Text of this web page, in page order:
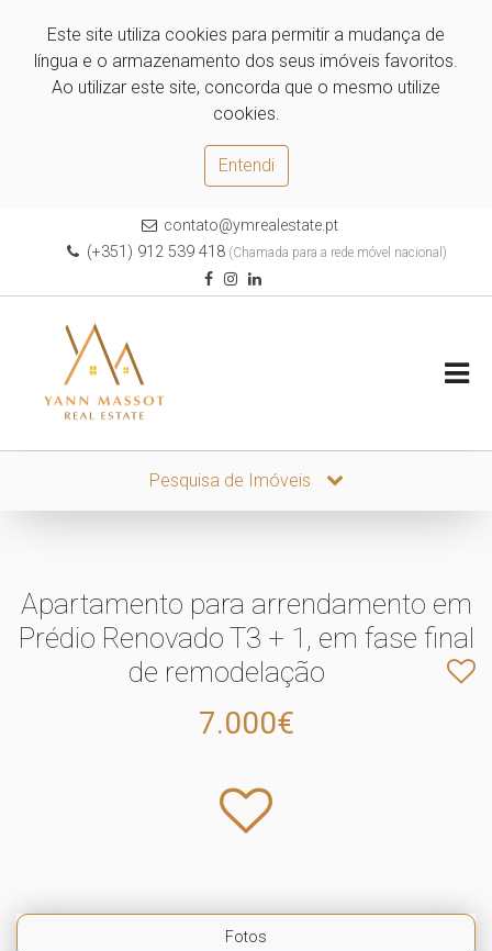
Este site utiliza cookies para permitir a mudança de
língua e o armazenamento dos seus imóveis favoritos.
Ao utilizar este site, concorda que o mesmo utilize
cookies.
Entendi
contato@ymrealestate.pt
(+351) 912 539 418 (Chamada para a rede móvel nacional)
Pesquisa de Imóveis
Apartamento para arrendamento em
Prédio Renovado T3 + 1, em fase final
de remodelação
7.000€
Fotos